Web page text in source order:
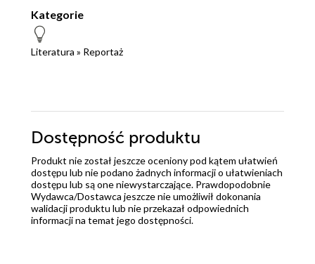
Kategorie
Literatura » Reportaż
Dostępność produktu
Produkt nie został jeszcze oceniony pod kątem ułatwień
dostępu lub nie podano żadnych informacji o ułatwieniach
dostępu lub są one niewystarczające. Prawdopodobnie
Wydawca/Dostawca jeszcze nie umożliwił dokonania
walidacji produktu lub nie przekazał odpowiednich
informacji na temat jego dostępności.